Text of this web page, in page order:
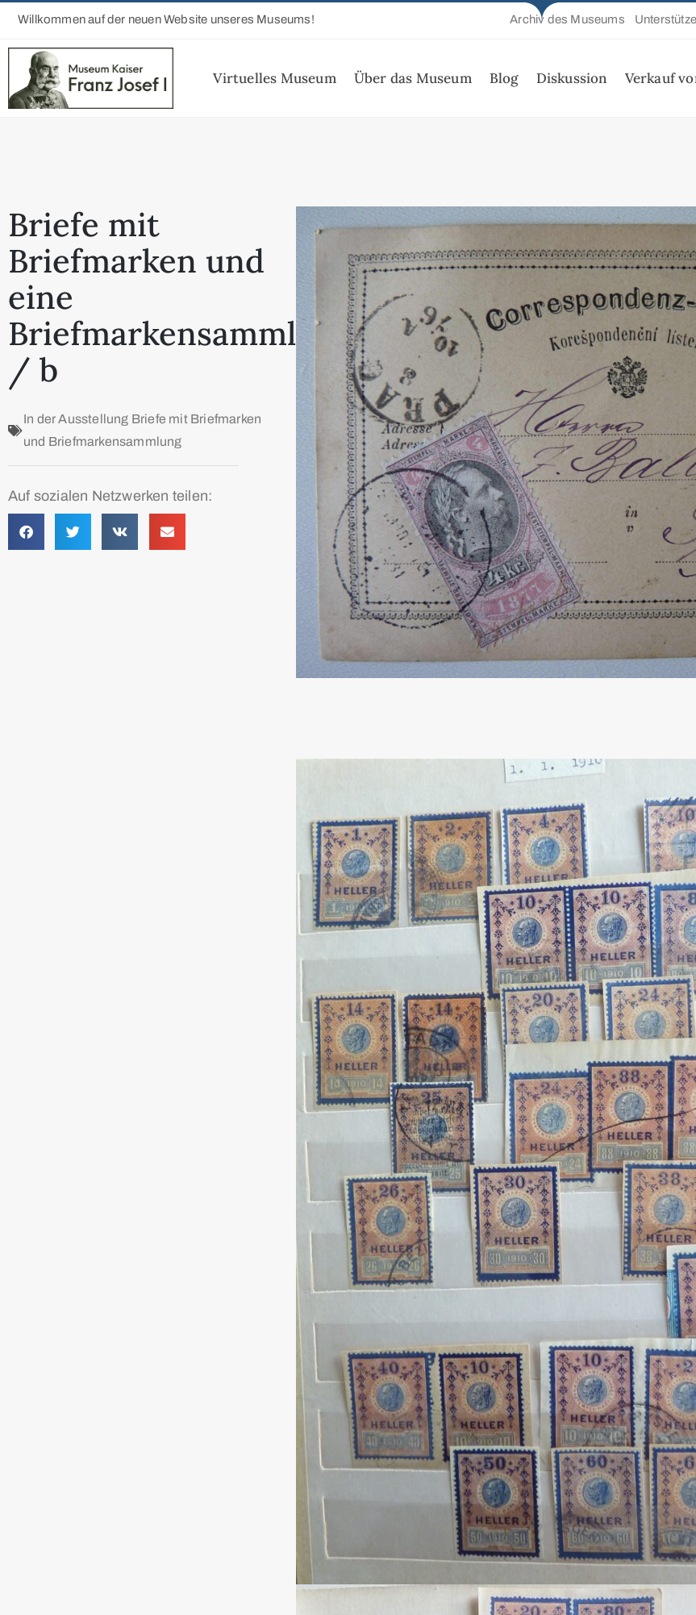
Willkommen auf der neuen Website unseres Museums! Archiv des Museums
Virtuelles Museum Über das Museum Blog Diskussion Verkauf
Briefe mit
Briefmarken und
eine
Briefmarkensammlung
/ b
In der Ausstellung Briefe mit Briefmarken
und Briefmarkensammlung
Auf sozialen Netzwerken teilen: